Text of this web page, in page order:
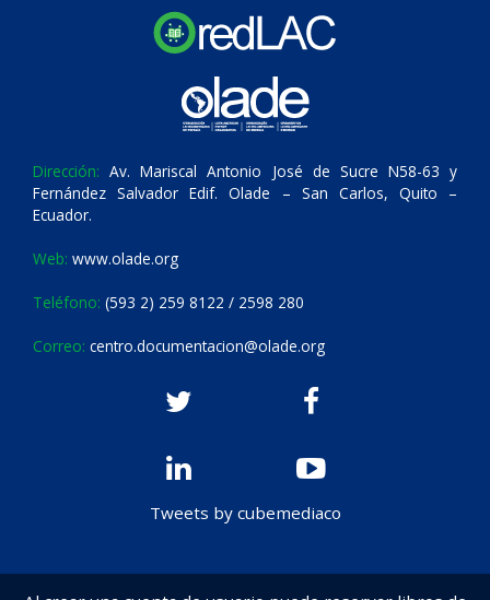
Dirección: Av. Mariscal Antonio José de Sucre N58-63 y
Fernández Salvador Edif. Olade – San Carlos, Quito –
Ecuador.
Web: www.olade.org
Teléfono: (593 2) 259 8122 / 2598 280
Correo: centro.documentacion@olade.org
Tweets by cubemediaco